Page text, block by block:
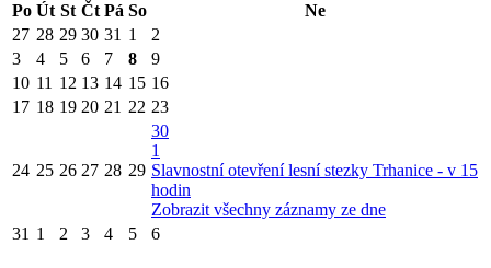
Po Út St Čt Pá So
Ne
27 28 29 30 31 1
2
3
4 5 6 7 8
9
10 11 12 13 14 15 16
17 18 19 20 21 22 23
24 25 26 27 28 29
30
1
Slavnostní otevření lesní stezky Trhanice - v 15
hodin
Zobrazit všechny záznamy ze dne
31 1 2 3 4 5 6